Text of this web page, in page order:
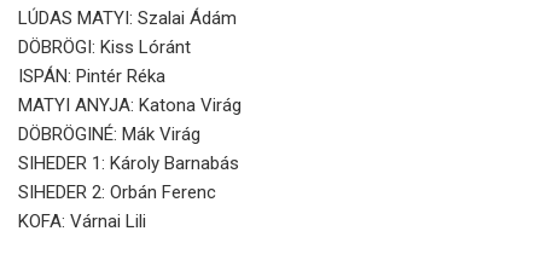
LÚDAS MATYI: Szalai Ádám
DÖBRÖGI: Kiss Lóránt
ISPÁN: Pintér Réka
MATYI ANYJA: Katona Virág
DÖBRÖGINÉ: Mák Virág
SIHEDER 1: Károly Barnabás
SIHEDER 2: Orbán Ferenc
KOFA: Várnai Lili